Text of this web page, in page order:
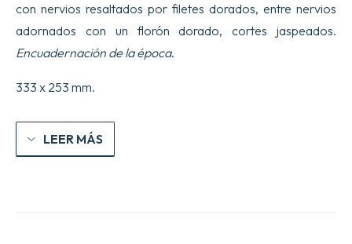
con nervios resaltados por filetes dorados, entre nervios
adornados con un florón dorado, cortes jaspeados.
Encuadernación de la época.
333 x 253 mm.
LEER MÁS